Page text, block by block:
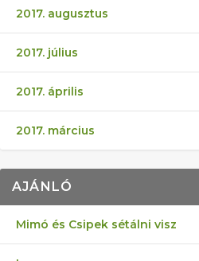
2017. augusztus
2017. július
2017. április
2017. március
AJÁNLÓ
Mimó és Csipek sétálni visz